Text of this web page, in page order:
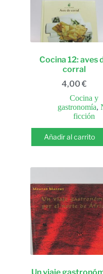
Cocina 12: aves
corral
4,00 €
Cocina y
gastronomía,
ficción
Añadir al carrito
Un viaje